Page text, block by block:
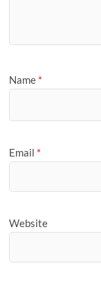
Name *
Email *
Website